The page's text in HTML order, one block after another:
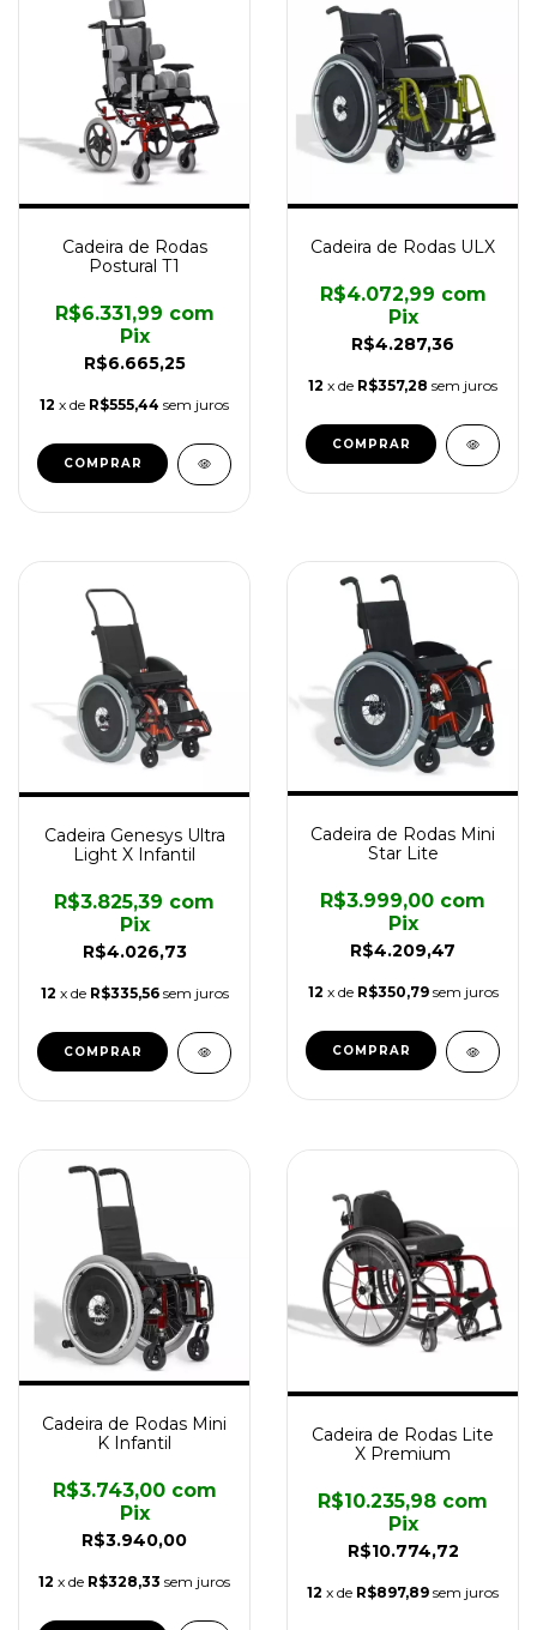
Cadeira de Rodas
Postural T1
R$6.665,25
R$6.331,99 com
Pix
12 x de R$555,44 sem juros
COMPRAR
Cadeira de Rodas ULX
R$4.287,36
R$4.072,99 com
Pix
12 x de R$357,28 sem juros
COMPRAR
Cadeira Genesys Ultra
Light X Infantil
R$4.026,73
R$3.825,39 com
Pix
12 x de R$335,56 sem juros
Cadeira de Rodas Mini
Star Lite
R$4.209,47
R$3.999,00 com
Pix
12 x de R$350,79 sem juros
COMPRAR
Cadeira de Rodas Mini
K Infantil
R$3.940,00
R$3.743,00 com
Pix
12 x de R$328,33 sem juros
Cadeira de Rodas Lite
X Premium
R$10.774,72
R$10.235,98 com
Pix
12 x de R$897,89 sem juros